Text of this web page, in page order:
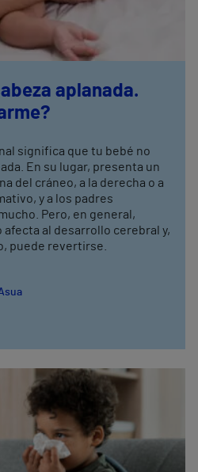
aplanada.
significa que tu bebé no
En su lugar, presenta un
del cráneo, a la derecha o a
y a los padres
Pero, en general,
al desarrollo cerebral y,
puede revertirse.